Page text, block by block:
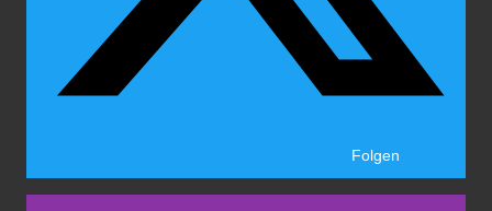
Folgen